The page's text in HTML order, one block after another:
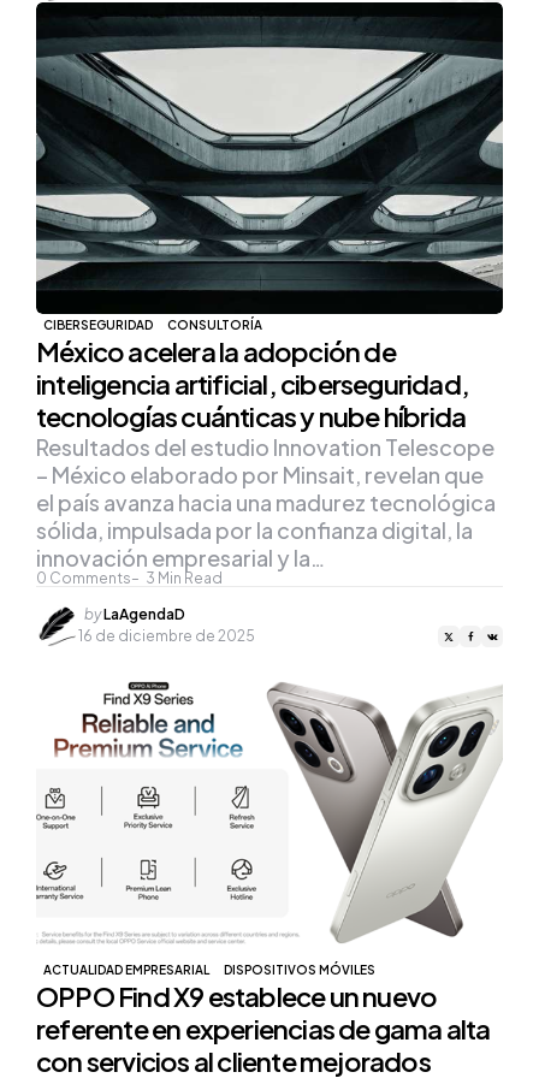
CIBERSEGURIDAD CONSULTORÍA
México acelera la adopción de
inteligencia artificial, ciberseguridad,
tecnologías cuánticas y nube híbrida
0 Comments 3 Min Read
Resultados del estudio Innovation Telescope
– México elaborado por Minsait, revelan que
el país avanza hacia una madurez tecnológica
sólida, impulsada por la confianza digital, la
innovación empresarial y la…
Posted
by
byLaAgendaD
16 de diciembre de 2025
ACTUALIDAD EMPRESARIAL DISPOSITIVOS MÓVILES
OPPO Find X9 establece un nuevo
referente en experiencias de gama alta
con servicios al cliente mejorados